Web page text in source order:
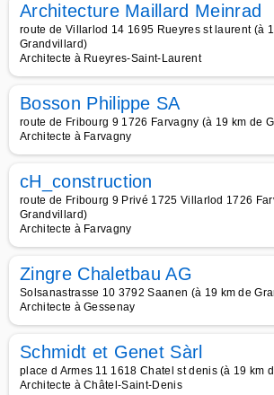
Architecture Maillard Meinrad
route de Villarlod 14 1695 Rueyres st laurent (à
Grandvillard)
Architecte à Rueyres-Saint-Laurent
Bosson Philippe SA
route de Fribourg 9 1726 Farvagny (à 19 km de
Architecte à Farvagny
cH_construction
route de Fribourg 9 Privé 1725 Villarlod 1726
Grandvillard)
Architecte à Farvagny
Zingre Chaletbau AG
Solsanastrasse 10 3792 Saanen (à 19 km de
Architecte à Gessenay
Schmidt et Genet Sàrl
place d Armes 11 1618 Chatel st denis (à 19 km
Architecte à Châtel-Saint-Denis